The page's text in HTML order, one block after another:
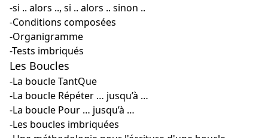
-si .. alors .., si .. alors .. sinon ..
-Conditions composées
-Organigramme
-Tests imbriqués
Les Boucles
-La boucle TantQue
-La boucle Répéter … jusqu’à …
-La boucle Pour … jusqu’à …
-Les boucles imbriquées